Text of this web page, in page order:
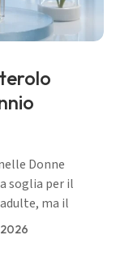
Donne
soglia per il
ma il
di gravidanza,